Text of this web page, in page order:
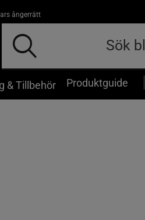
ångerrätt
& Tillbehör Produktguide